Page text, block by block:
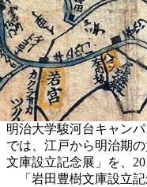
明治大学駿河台キャン
では、江戸から明治期
文庫設立記念展」を、
「岩田豊樹文庫設立記